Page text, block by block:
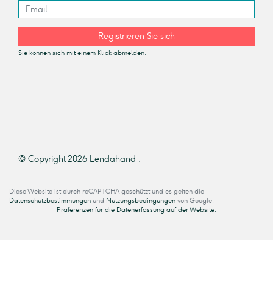
Registrieren Sie sich
Sie können sich mit einem Klick abmelden.
© Copyright 2026 Lendahand .
Diese Website ist durch reCAPTCHA geschützt und es gelten die
Datenschutzbestimmungen und Nutzungsbedingungen von Google.
Präferenzen für die Datenerfassung auf der Website.